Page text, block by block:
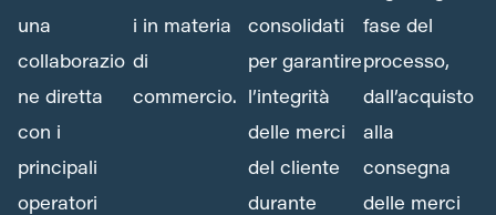
una
collaborazio
ne diretta
con i
principali
operatori
i in materia
di
commercio.
consolidati
per garantire
l’integrità
delle merci
del cliente
durante
fase del
processo,
dall’acquisto
alla
consegna
delle merci